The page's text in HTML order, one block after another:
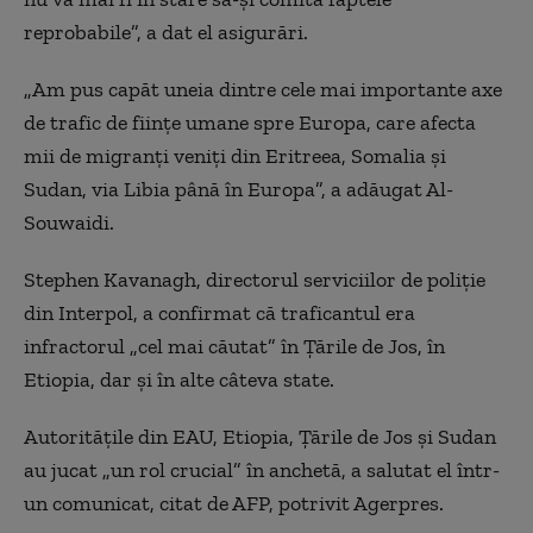
reprobabile”, a dat el asigurări.
„Am pus capăt uneia dintre cele mai importante axe
de trafic de fiinţe umane spre Europa, care afecta
mii de migranţi veniţi din Eritreea, Somalia şi
Sudan, via Libia până în Europa”, a adăugat Al-
Souwaidi.
Stephen Kavanagh, directorul serviciilor de poliţie
din Interpol, a confirmat că traficantul era
infractorul „cel mai căutat” în Ţările de Jos, în
Etiopia, dar şi în alte câteva state.
Autorităţile din EAU, Etiopia, Ţările de Jos şi Sudan
au jucat „un rol crucial” în anchetă, a salutat el într-
un comunicat, citat de AFP, potrivit Agerpres.